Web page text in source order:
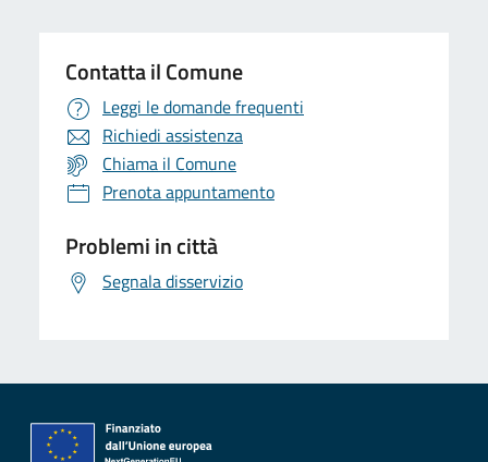
Contatta il Comune
Leggi le domande frequenti
Richiedi assistenza
Chiama il Comune
Prenota appuntamento
Problemi in città
Segnala disservizio